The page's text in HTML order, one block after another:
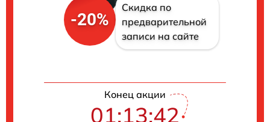
-20%
Скидка по
предварительной
записи на сайте
Конец акции
01:13:41